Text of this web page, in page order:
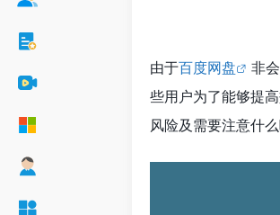
由于百度网盘
非
些用户为了能够提
风险及需要注意什